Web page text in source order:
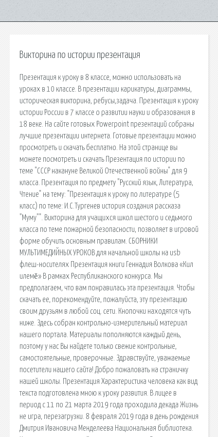
Викторина по истории презентация
Презентация к уроку в 8 классе, можно использовать на
уроках в 10 классе. В презентации карикатуры, диаграммы,
историческая викторина, ребусы,задача. Презентация к уроку
истории России в 7 классе о развитии науки и образования в
18 веке. На сайте готовых Powerpoint презентаций собраны
лучшие презентации интернета. Готовые презентации можно
просмотреть и скачать бесплатно. На этой странице вы
можете посмотреть и скачать Презентация по истории по
теме "СССР накануне Великой Отечественной войны" для 9
класса. Презентация по предмету "Русский язык, Литература,
Чтение" на тему: "Презентация к уроку по литературе (5
класс) по теме: И.С.Тургенев история создания рассказа
"Муму"". Викторина для учащихся школ шестого и седьмого
класса по теме пожарной безопасности, позволяет в игровой
форме обучить основным правилам. СБОРНИКИ
МУЛЬТИМЕДИЙНЫХ УРОКОВ для начальной школы на usb
флеш-носителях Презентация книги Геннадия Волкова «Кил
илемĕ» В рамках Республиканского конкурса. Мы
предполагаем, что вам понравилась эта презентация. Чтобы
скачать ее, порекомендуйте, пожалуйста, эту презентацию
своим друзьям в любой соц. сети. Кнопочки находятся чуть
ниже. Здесь собран контрольно-измерительный материал
нашего портала. Материалы пополняются каждый день,
поэтому у нас Вы найдете только свежие контрольные,
самостоятельные, проверочные. Здравствуйте, уважаемые
посетители нашего сайта! Добро пожаловать на страничку
нашей школы. Презентация Характеристика человека как вид
текста подготовлена мною к уроку развития. В лицее в
период с 11 по 21 марта 2019 года проходила декада Жизнь
не игра, перезагрузки. 8 февраля 2019 года в день рождения
Дмитрия Ивановича Менделеева Национальная библиотека.